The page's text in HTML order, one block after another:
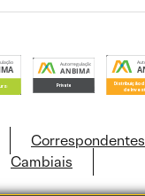
Correspondentes
Cambiais